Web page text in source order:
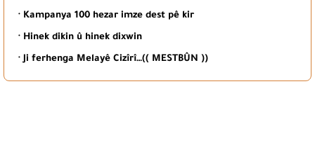
· Kampanya 100 hezar imze dest pê kir
· Hinek dikin û hinek dixwin
· Ji ferhenga Melayê Cizîrî…(( MESTBÛN ))